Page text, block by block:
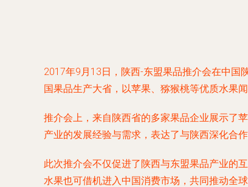
2017年9月13日，陕西-东盟果品推介会在中国
国果品生产大省，以苹果、猕猴桃等优质水果
推介会上，来自陕西省的多家果品企业展示了
产业的发展经验与需求，表达了与陕西深化合
此次推介会不仅促进了陕西与东盟果品产业的
水果也可借机进入中国消费市场，共同推动全